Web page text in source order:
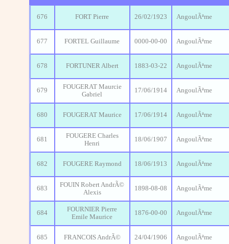
676 FORT Pierre 26/02/1923 AngoulÃªme
677 FORTEL Guillaume 0000-00-00 AngoulÃªme
678 FORTUNER Albert 1883-03-22 AngoulÃªme
679
FOUGERAT Maurcie
Gabriel
17/06/1914 AngoulÃªme
680 FOUGERAT Maurice 17/06/1914 AngoulÃªme
681
FOUGERE Charles
Henri
18/06/1907 AngoulÃªme
682 FOUGERE Raymond 18/06/1913 AngoulÃªme
683
FOUIN Robert AndrÃ©
Alexis
1898-08-08 AngoulÃªme
684
FOURNIER Pierre
Emile Maurice
1876-00-00 AngoulÃªme
685 FRANCOIS AndrÃ© 24/04/1906 AngoulÃªme